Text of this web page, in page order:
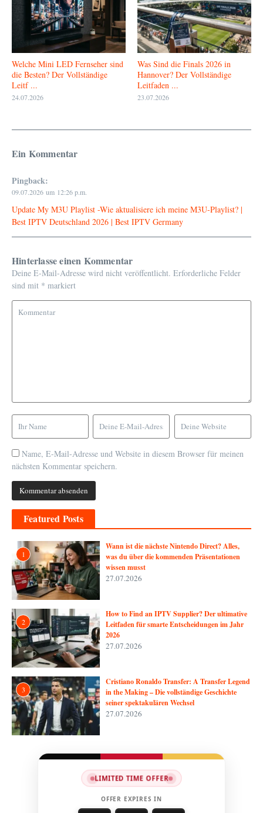
Welche Mini LED Fernseher sind
die Besten? Der Vollständige
Leitf ...
24.07.2026
Was Sind die Finals 2026 in
Hannover? Der Vollständige
Leitfaden ...
23.07.2026
Ein Kommentar
Pingback:
09.07.2026 um 12:26 p.m.
Update My M3U Playlist -Wie aktualisiere ich meine M3U-Playlist? |
Best IPTV Deutschland 2026 | Best IPTV Germany
Hinterlasse einen Kommentar
Deine E-Mail-Adresse wird nicht veröffentlicht. Erforderliche Felder
sind mit * markiert
Name, E-Mail-Adresse und Website in diesem Browser für meinen
nächsten Kommentar speichern.
Featured Posts
1
Wann ist die nächste Nintendo Direct? Alles,
was du über die kommenden Präsentationen
wissen musst
27.07.2026
2
How to Find an IPTV Supplier? Der ultimative
Leitfaden für smarte Entscheidungen im Jahr
2026
27.07.2026
3
Cristiano Ronaldo Transfer: A Transfer Legend
in the Making – Die vollständige Geschichte
seiner spektakulären Wechsel
27.07.2026
LIMITED TIME OFFER
OFFER EXPIRES IN